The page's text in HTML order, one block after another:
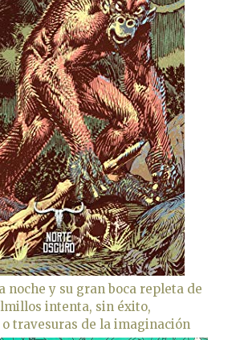
noche y su gran boca repleta de
intenta, sin éxito,
travesuras de la imaginación